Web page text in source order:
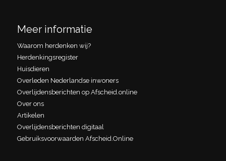
Meer informatie
Waarom herdenken wij?
Herdenkingsregister
Huisdieren
Overleden Nederlandse inwoners
Overlijdensberichten op Afscheid.online
Over ons
Artikelen
Overlijdensberichten digitaal
Gebruiksvoorwaarden Afscheid.Online